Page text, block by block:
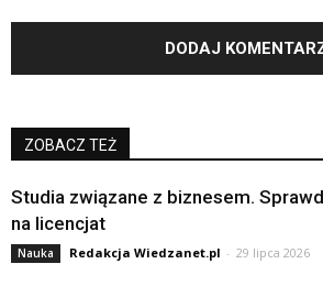
ZOBACZ TEŻ
Studia związane z biznesem.
na licencjat
Nauka Redakcja Wiedzanet.pl - 29 lipca 2026